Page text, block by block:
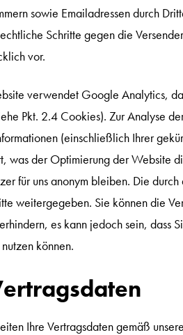
sowie Emailadressen durch
Schritte gegen die
vor.
verwendet Google Analytics,
Pkt. 2.4 Cookies). Zur Analyse
(einschließlich Ihrer
was der Optimierung der Website
für uns anonym bleiben. Die
weitergegeben. Sie können die
es kann jedoch sein, dass
können.
Ihre Vertragsdaten gemäß